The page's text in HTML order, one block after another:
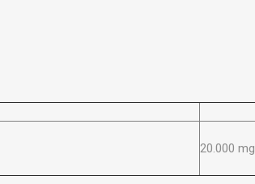
20.000 mg